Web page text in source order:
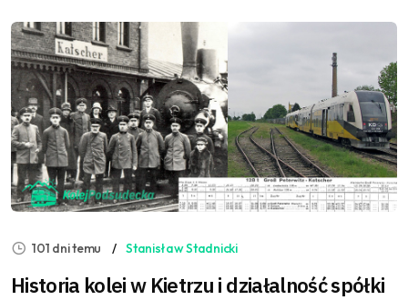
101 dni temu Stanisław Stadnicki
Historia kolei w Kietrzu i działalność spółki